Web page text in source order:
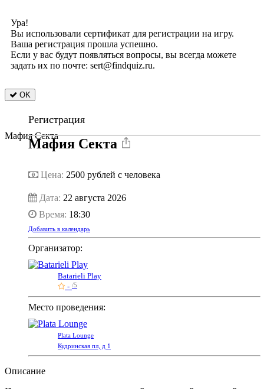
Ура!
Вы использовали сертификат для регистрации на игру.
Ваша регистрация прошла успешно.
Если у вас будут появляться вопросы, вы всегда можете
задать их по почте: sert@findquiz.ru.
OK
Мафия Секта
Регистрация
Мафия Секта
Цена: 2500 рублей с человека
Дата: 22 августа 2026
Время: 18:30
Добавить в календарь
Организатор:
Batarieli Play
- /5
Место проведения:
Plata Lounge
Кудринская пл, д 1
Описание